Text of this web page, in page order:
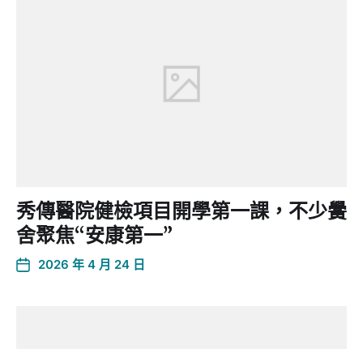
秀傳醫院健檢項目開學第一課，不少黌
舍聚焦“安康第一”
2026 年 4 月 24 日